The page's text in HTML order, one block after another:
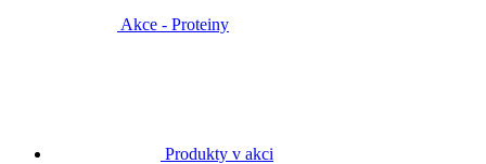
Akce - Proteiny
Produkty v akci